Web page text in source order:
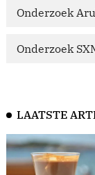
Onderzoek
Onderzoek
LAATSTE